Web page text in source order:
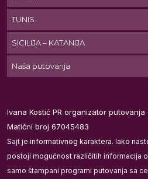
TUNIS
SICILIJA – KATANIJA
Naša putovanja
Ivana Kostić PR organizator putovanja
Matični broj 67045483
Sajt je informativnog karaktera. Iako
postoji mogućnost različitih informacija
samo štampani programi putovanja sa